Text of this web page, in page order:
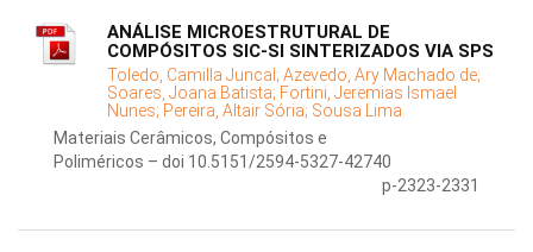
ANÁLISE MICROESTRUTURAL DE
COMPÓSITOS SIC-SI SINTERIZADOS VIA SPS
Toledo, Camilla Juncal; Azevedo, Ary Machado de;
Soares, Joana Batista; Fortini, Jeremias Ismael
Nunes; Pereira, Altair Sória; Sousa Lima
Materiais Cerâmicos, Compósitos e
Poliméricos – doi 10.5151/2594-5327-42740
p-2323-2331